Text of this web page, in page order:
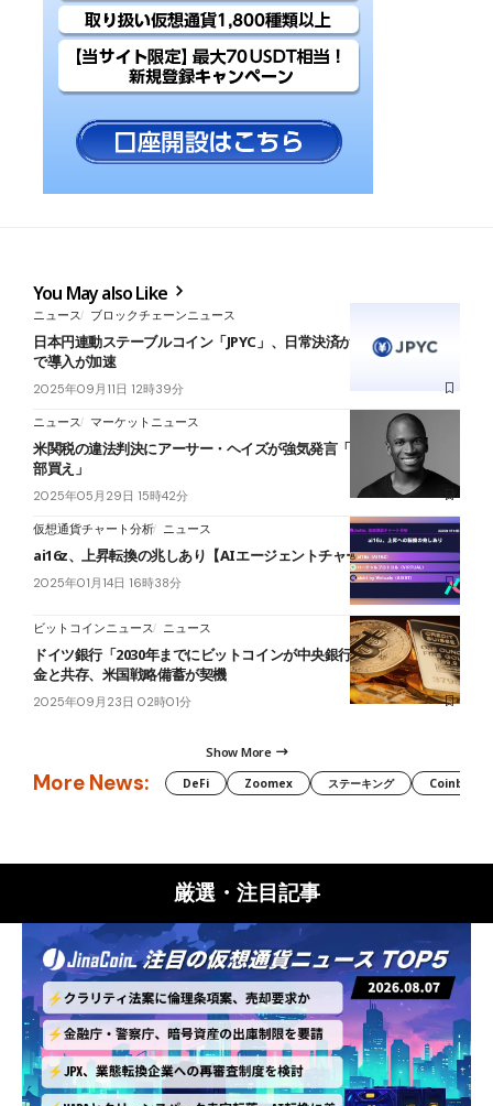
You May also Like
ニュース ブロックチェーンニュース
日本円連動ステーブルコイン「JPYC」、日常決済から企業間取引ま
で導入が加速
2025年09月11日 12時39分
ニュース マーケットニュース
米関税の違法判決にアーサー・ヘイズが強気発言「第2ラウンド、全
部買え」
2025年05月29日 15時42分
仮想通貨チャート分析 ニュース
ai16z、上昇転換の兆しあり【AIエージェントチャート分析】
2025年01月14日 16時38分
ビットコインニュース ニュース
ドイツ銀行「2030年までにビットコインが中央銀行準備資産に」──
金と共存、米国戦略備蓄が契機
2025年09月23日 02時01分
Show More
More News: DeFi Zoomex ステーキング Coinbase
厳選・注目記事